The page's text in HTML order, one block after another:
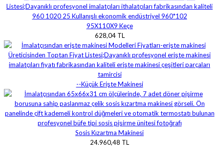
95X110X9 Keçe
628,04 TL
--Küçük Erişte Makinesi
Sosis Kızartma Makinesi
24.960,48 TL